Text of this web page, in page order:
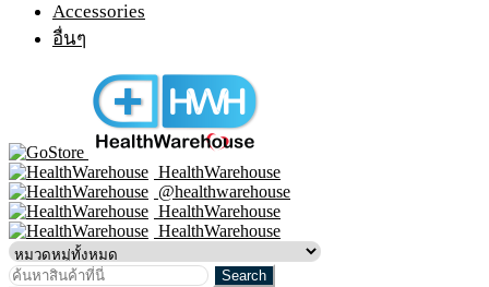
Accessories
อื่นๆ
HealthWarehouse
@healthwarehouse
HealthWarehouse
HealthWarehouse